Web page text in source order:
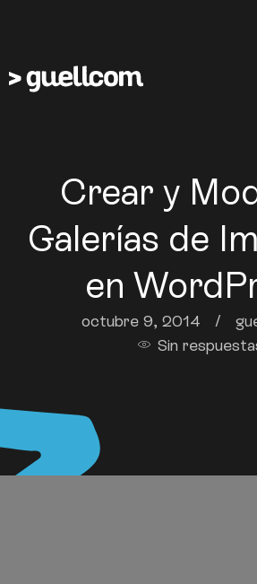
Crear y
Galerías de
en
octubre 9, 2014 /
Sin